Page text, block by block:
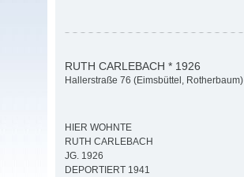
RUTH CARLEBACH * 1926
Hallerstraße 76 (Eimsbüttel, Rotherbaum)
HIER WOHNTE
RUTH CARLEBACH
JG. 1926
DEPORTIERT 1941